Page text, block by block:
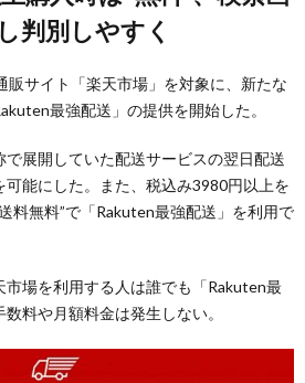
判別しやすく
販サイト「楽天市場」を対象に、新たな
最強配送」の提供を開始した。
で展開していた配送サービスの翌日配送
能にした。また、税込み3980円以上を
料無料”で「Rakuten最強配送」を利用で
場を利用する人は誰でも「Rakuten最
料や月額料金は発生しない。